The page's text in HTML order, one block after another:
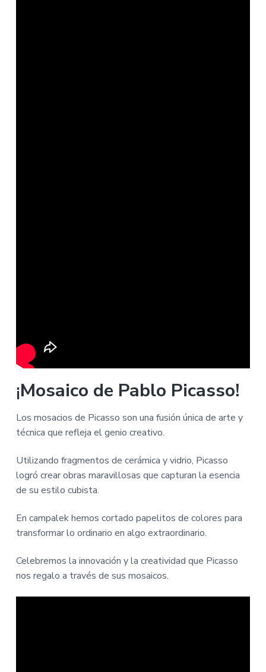
¡Mosaico de Pablo Picasso!
Los mosacios de Picasso son una fusión única de arte y
técnica que refleja el genio creativo.
Utilizando fragmentos de cerámica y vidrio, Picasso
logró crear obras maravillosas que capturan la esencia
de su estilo cubista.
En campalek hemos cortado papelitos de colores para
transformar lo ordinario en algo extraordinario.
Celebremos la innovación y la creatividad que Picasso
nos regalo a través de sus mosaicos.